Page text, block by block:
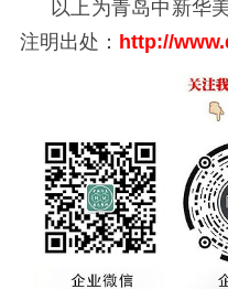
以上为青岛中新华
注明出处： http://